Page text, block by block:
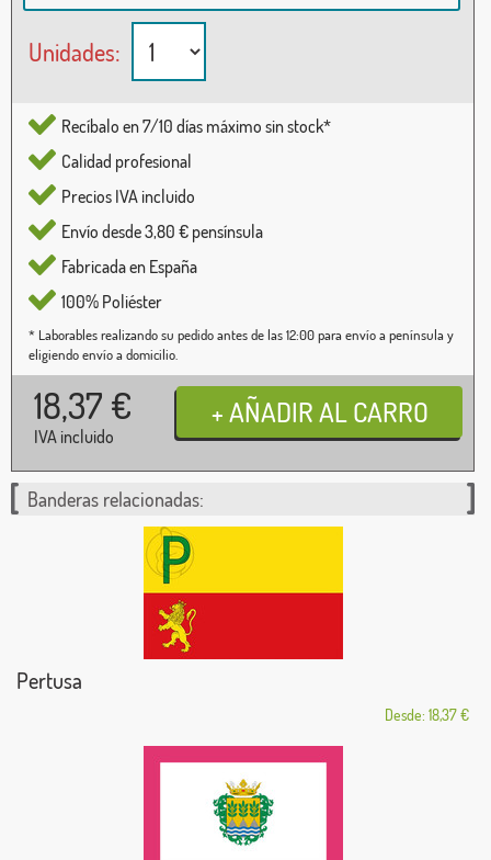
Unidades:
Recíbalo en 7/10 días máximo sin stock*
Calidad profesional
Precios IVA incluido
Envío desde 3,80 € pensínsula
Fabricada en España
100% Poliéster
* Laborables realizando su pedido antes de las 12:00 para envío a península y
eligiendo envío a domicilio.
18,37 €
IVA incluido
Banderas relacionadas:
Pertusa
Desde: 18,37 €